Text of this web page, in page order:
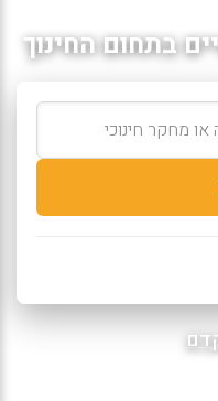
בתחום החינוך